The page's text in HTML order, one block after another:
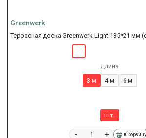
Greenwerk
Террасная доска Greenwerk Light 135*21 мм
Длина
3 м
4 м 6 м
шт.
- + в корзину